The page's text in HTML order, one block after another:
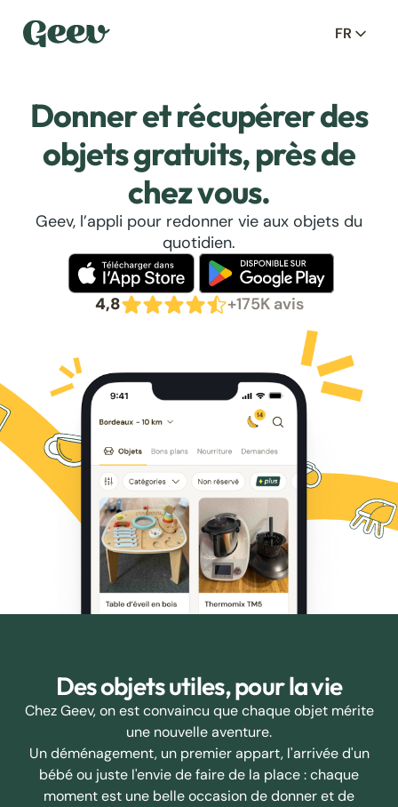
FR
Donner et récupérer des
objets gratuits, près de
chez vous.
Geev, l’appli pour redonner vie aux objets du
quotidien.
4,8 +175K avis
Des objets utiles, pour la vie
Chez Geev, on est convaincu que chaque objet mérite
une nouvelle aventure.
Un déménagement, un premier appart, l'arrivée d'un
bébé ou juste l'envie de faire de la place : chaque
moment est une belle occasion de donner et de